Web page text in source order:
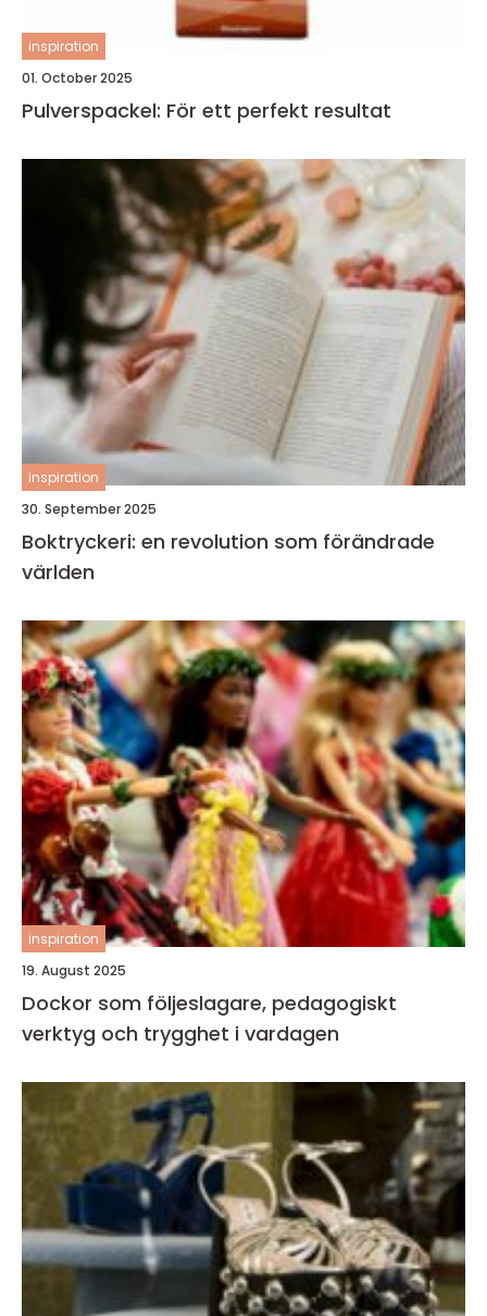
inspiration
01. October 2025
Pulverspackel: För ett perfekt resultat
inspiration
30. September 2025
Boktryckeri: en revolution som förändrade
världen
inspiration
19. August 2025
Dockor som följeslagare, pedagogiskt
verktyg och trygghet i vardagen